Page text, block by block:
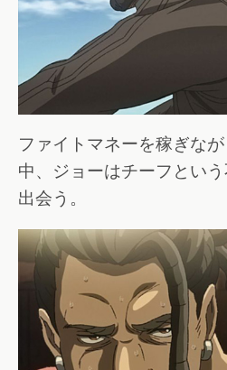
ファイトマネーを稼ぎな
中、ジョーはチーフとい
出会う。